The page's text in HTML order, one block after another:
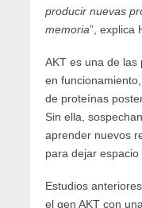
producir nuevas
memoria”, explica
AKT es una de
en
de proteínas
Sin ella,
aprender nuevos
para dejar
Estudios
el gen AKT con